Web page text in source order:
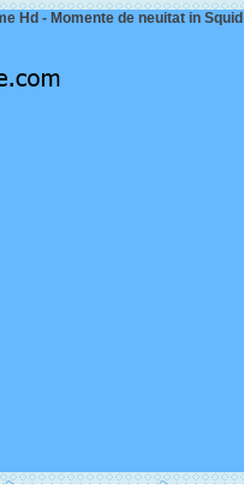
Hd - Momente de neuitat in Squid